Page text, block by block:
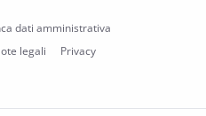
dati amministrativa
legali Privacy